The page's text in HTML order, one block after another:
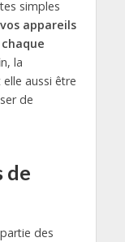
simples
appareils
la
aussi être
de
de
des